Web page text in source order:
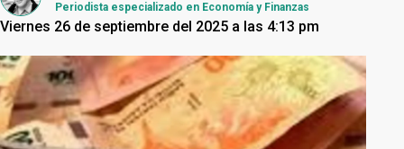
Periodista especializado en Economía y Finanzas
Viernes 26 de septiembre del 2025 a las 4:13 pm